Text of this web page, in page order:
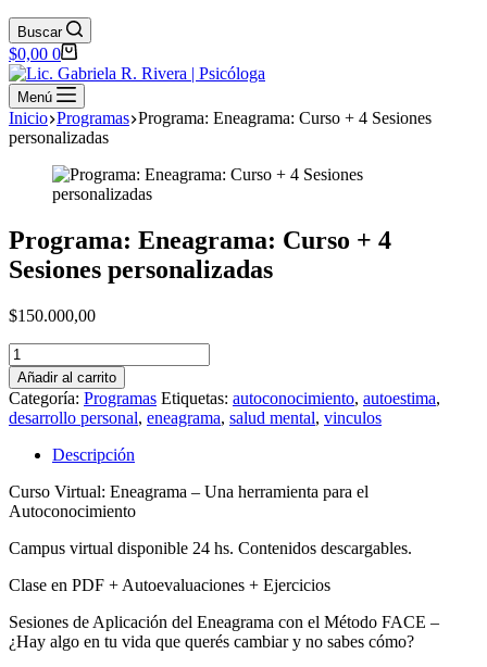
Buscar
Carro
de
compra
$0,00 0
Menú
Inicio Programas Programa: Eneagrama: Curso + 4 Sesiones
personalizadas
Programa: Eneagrama: Curso + 4
Sesiones personalizadas
$150.000,00
Programa:
Eneagrama:
Curso
+
4
Sesiones
personalizadas
cantidad
Añadir al carrito
Categoría: Programas Etiquetas: autoconocimiento, autoestima,
desarrollo personal, eneagrama, salud mental, vinculos
Descripción
Curso Virtual: Eneagrama – Una herramienta para el
Autoconocimiento
Campus virtual disponible 24 hs. Contenidos descargables.
Clase en PDF + Autoevaluaciones + Ejercicios
Sesiones de Aplicación del Eneagrama con el Método FACE –
¿Hay algo en tu vida que querés cambiar y no sabes cómo?